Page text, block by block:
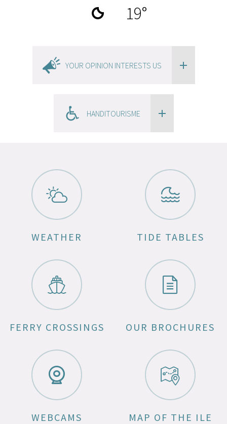
19°
YOUR OPINION INTERESTS US
HANDITOURISME
WEATHER TIDE TABLES
FERRY CROSSINGS OUR BROCHURES
WEBCAMS
MAP OF THE ILE